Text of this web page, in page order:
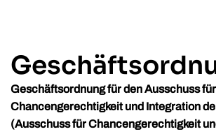
Geschäftsordnung für den Ausschuss für
Chancengerechtigkeit und Integration
(Ausschuss für Chancengerechtigkeit